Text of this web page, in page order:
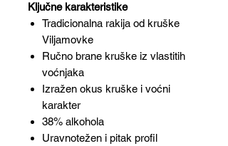
Ključne karakteristike
Tradicionalna rakija od kruške
Viljamovke
Ručno brane kruške iz vlastitih
voćnjaka
Izražen okus kruške i voćni
karakter
38% alkohola
Uravnotežen i pitak profil